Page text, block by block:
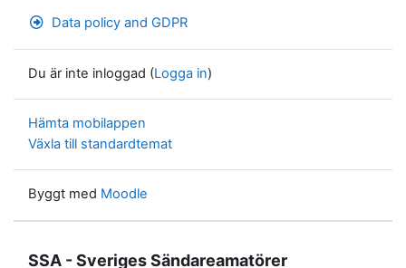
Data policy and GDPR
Du är inte inloggad (Logga in)
Hämta mobilappen
Växla till standardtemat
Byggt med Moodle
SSA - Sveriges Sändareamatörer